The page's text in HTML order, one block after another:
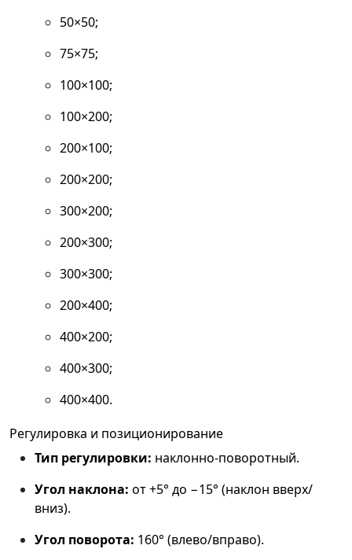
50×50;
75×75;
100×100;
100×200;
200×100;
200×200;
300×200;
200×300;
300×300;
200×400;
400×200;
400×300;
400×400.
Регулировка и позиционирование
Тип регулировки: наклонно‑поворотный.
Угол наклона: от +5° до −15° (наклон вверх/
вниз).
Угол поворота: 160° (влево/вправо).